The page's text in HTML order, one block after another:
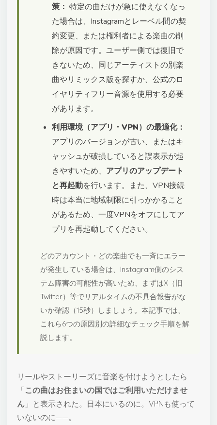
策： 特定の曲だけが急に使えなくなっ
た場合は、Instagramとレーベル間の契
約変更、または権利者による楽曲の削
除が原因です。ユーザー側では復旧で
きないため、同じアーティストの別楽
曲やリミックス版を探すか、公式のロ
イヤリティフリー音源を使用する必要
があります。
利用環境（アプリ・VPN）の最適化：
アプリのバージョンが古い、またはキ
ャッシュが破損していると誤表示が起
きやすいため、 アプリのアップデート
と再起動を行います。また、VPN接続
時は本当に地域制限に引っかかること
があるため、一度VPNをオフにしてア
プリを再起動してください。
どのアカウント・どの楽曲でも一斉にエラー
が発生している場合は、Instagram側のシス
テム障害の可能性が高いため、まずはX（旧
Twitter）等でリアルタイムの不具合報告がな
いか確認（15秒）しましょう。本記事では、
これら6つの原因別の詳細なチェック手順を解
説します。
リールやストーリーズに音楽を付けようとしたら
「この曲はお住まいの国ではご利用いただけませ
ん 」と表示された。日本にいるのに。VPNも使って
いないのに——。